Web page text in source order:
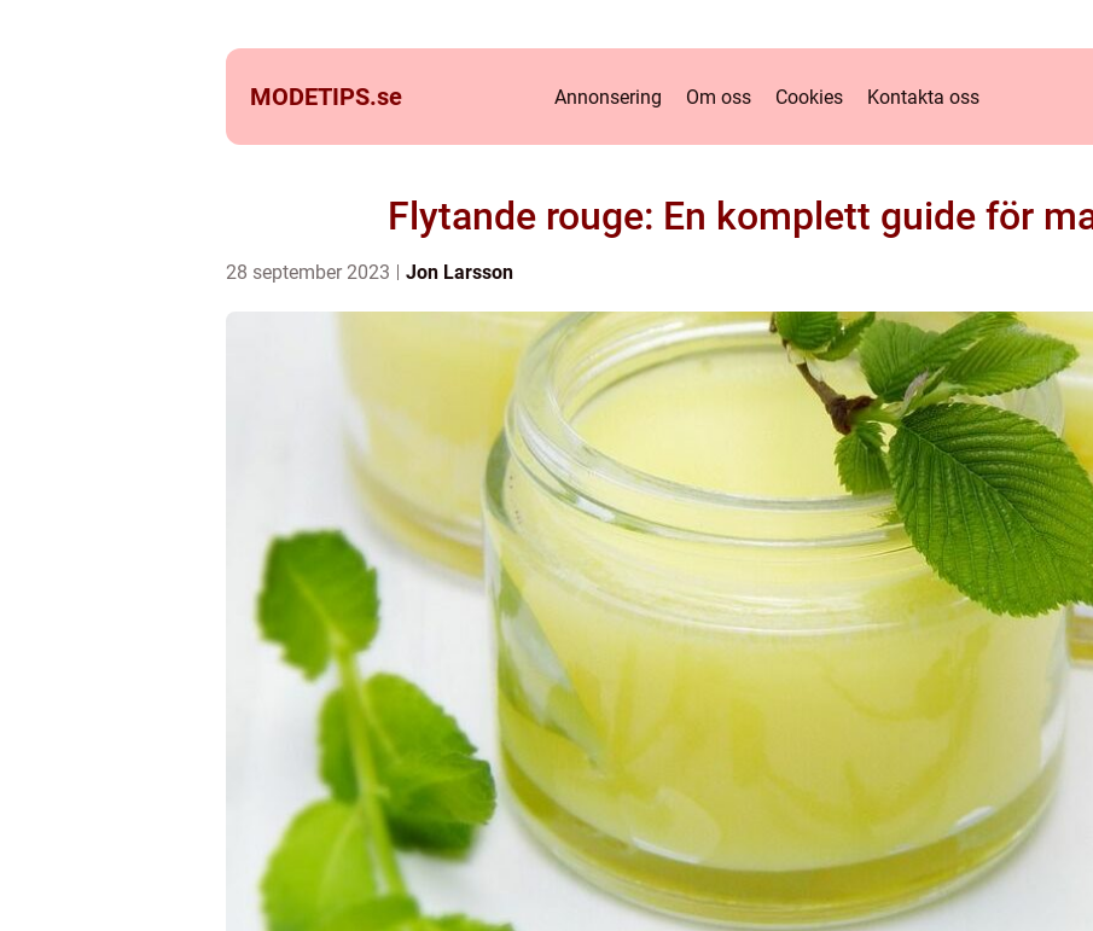
MODETIPS.se Annonsering Om oss Cookies Kontakta oss
Flytande rouge: En komplett guide för
28 september 2023 Jon Larsson